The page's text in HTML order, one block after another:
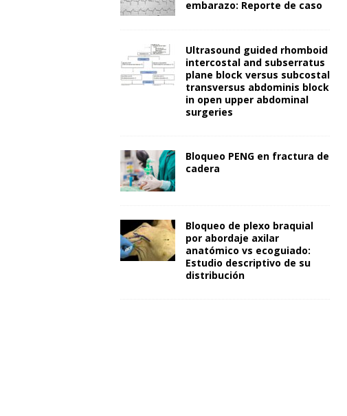
embarazo: Reporte de caso
Ultrasound guided rhomboid
intercostal and subserratus
plane block versus subcostal
transversus abdominis block
in open upper abdominal
surgeries
Bloqueo PENG en fractura de
cadera
Bloqueo de plexo braquial
por abordaje axilar
anatómico vs ecoguiado:
Estudio descriptivo de su
distribución